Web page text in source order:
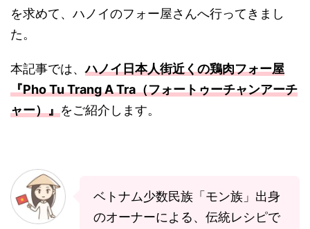
を求めて、ハノイのフォー屋さんへ行ってきまし
た。
本記事では、ハノイ日本人街近くの鶏肉フォー屋
『Pho Tu Trang A Tra（フォートゥーチャンアーチ
ャー）』をご紹介します。
ベトナム少数民族「モン族」出身
のオーナーによる、伝統レシピで